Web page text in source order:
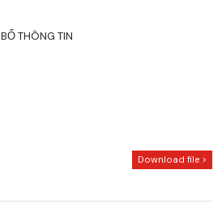
THÔNG TIN
Download file >